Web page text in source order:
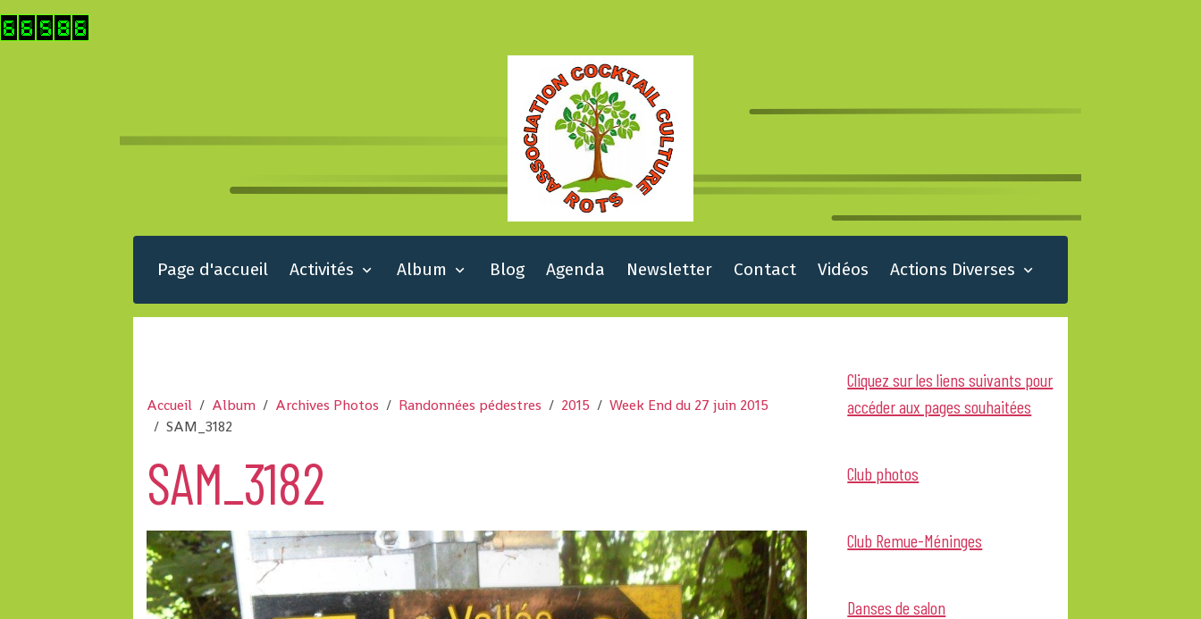
Page d'accueil Activités Album Blog Agenda Newsletter Contact Vidéos Actions Diverses
Accueil Album Archives Photos Randonnées pédestres 2015
Week End du 27 juin 2015
SAM_3182
SAM_3182
Cliquez sur les liens suivants pour
accéder aux pages souhaitées
Club photos
Club Remue-Méninges
Danses de salon